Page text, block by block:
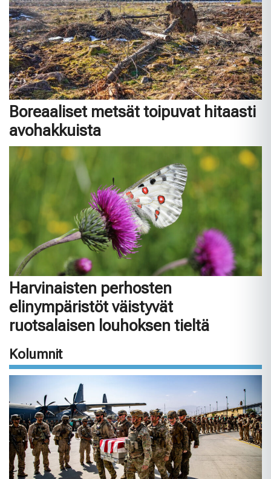
Boreaaliset metsät toipuvat hitaasti
avohakkuista
Harvinaisten perhosten
elinympäristöt väistyvät
ruotsalaisen louhoksen tieltä
Kolumnit